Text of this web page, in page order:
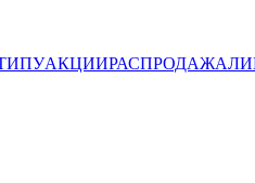
АКЦИИРАСПРОДАЖА